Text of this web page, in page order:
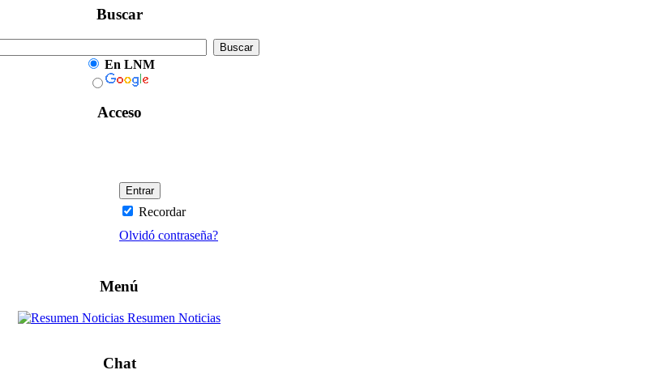
Buscar
En LNM
Acceso
Recordar
Olvidó contraseña?
Menú
Resumen Noticias
Chat